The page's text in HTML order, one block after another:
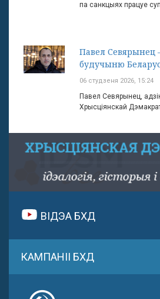
па санкцыях працуе
Павел Севярынец
будучыню
06 студзеня 2026, 15:24
Павел Севярынец,
Хрысціянскай
ВІДЭА БХД
КАМПАНІІ БХД